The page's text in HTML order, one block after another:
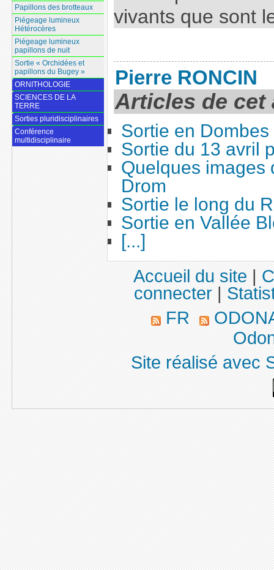
vivants que sont
Pierre RONCIN
Articles de cet
Sortie en
Sortie du 13 avril
Quelques images
Drom
Sortie le long du
Sortie en Vallée
[...]
Papillons des brotteaux
Piégeage lumineux
Hétérocères
Piégeage lumineux
papillons de nuit
Sortie « Orchidées et
papillons du Bugey »
ORNITHOLOGIE
SCIENCES DE LA
TERRE
Sorties pluridisciplinaires
Conférence
multidisciplinaire
Accueil du site|
connecter|
FR
Site réalisé avec